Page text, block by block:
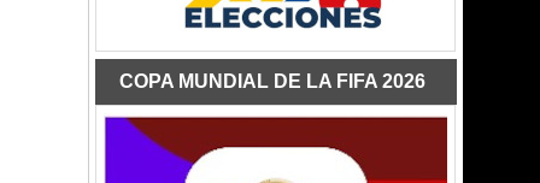
COPA MUNDIAL DE LA FIFA 2026